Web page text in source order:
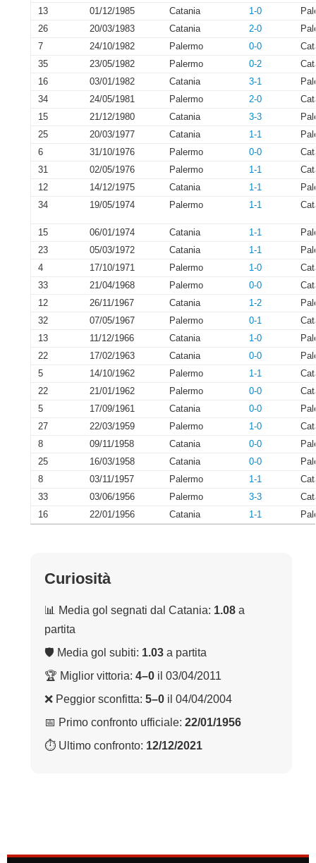
13
01/12/1985 Catania 1-0
26
20/03/1983 Catania 2-0
7
24/10/1982 Palermo 0-0
35
23/05/1982 Palermo 0-2
16
03/01/1982 Catania 3-1
34
24/05/1981 Palermo 2-0
15
21/12/1980 Catania 3-3
25
20/03/1977 Catania 1-1
6
31/10/1976 Palermo 0-0
31
02/05/1976 Palermo 1-1
12
14/12/1975 Catania 1-1
34
19/05/1974 Palermo 1-1
15 06/01/1974 Catania 1-1
23
05/03/1972 Catania 1-1
4
17/10/1971 Palermo 1-0
33
21/04/1968 Palermo 0-0
12
26/11/1967 Catania 1-2
32
07/05/1967 Palermo 0-1
13
11/12/1966 Catania 1-0
22
17/02/1963 Catania 0-0
5
14/10/1962 Palermo 1-1
22
21/01/1962 Palermo 0-0
5
17/09/1961 Catania 0-0
27
22/03/1959 Palermo 1-0
8
09/11/1958 Catania 0-0
25
16/03/1958 Catania 0-0
8
03/11/1957 Palermo 1-1
33
03/06/1956 Palermo 3-3
16
22/01/1956 Catania 1-1
Curiosità
📊 Media gol segnati dal Catania: 1.08 a
partita
🛡 Media gol subiti: 1.03 a partita
🏆 Miglior vittoria: 4–0 il 03/04/2011
❌ Peggior sconfitta: 5–0 il 04/04/2004
📅 Primo confronto ufficiale: 22/01/1956
⏱ Ultimo confronto: 12/12/2021